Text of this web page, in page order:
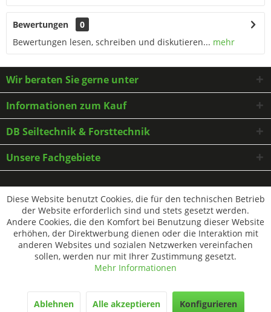
Bewertungen
0
Bewertungen lesen, schreiben und diskutieren... mehr
Wir beraten Sie gerne unter
Informationen zum Kauf
DB Seiltechnik & Forsttechnik
Unsere Fachgebiete
* Alle Preise inkl. gesetzl. Mehrwertsteuer zzgl.Versandkostenund ggf.
Nachnahmegebühren, wenn nicht anders beschrieben
Diese Website benutzt Cookies, die für den technischen Betrieb
der Website erforderlich sind und stets gesetzt werden.
Andere Cookies, die den Komfort bei Benutzung dieser Website
erhöhen, der Direktwerbung dienen oder die Interaktion mit
anderen Websites und sozialen Netzwerken vereinfachen
sollen, werden nur mit Ihrer Zustimmung gesetzt.
Mehr Informationen
Ablehnen Alle akzeptieren Konfigurieren